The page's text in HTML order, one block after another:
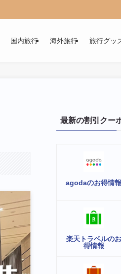
国内旅行 海外旅行 旅行グッ
最新の割引クー
agodaのお得情報
楽天トラベルのお
得情報